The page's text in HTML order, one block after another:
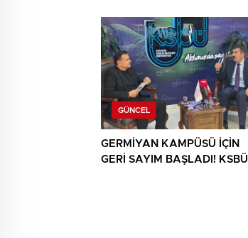
GÜNCEL
GERMİYAN KAMPÜSÜ İÇİN
GERİ SAYIM BAŞLADI! KSBÜ